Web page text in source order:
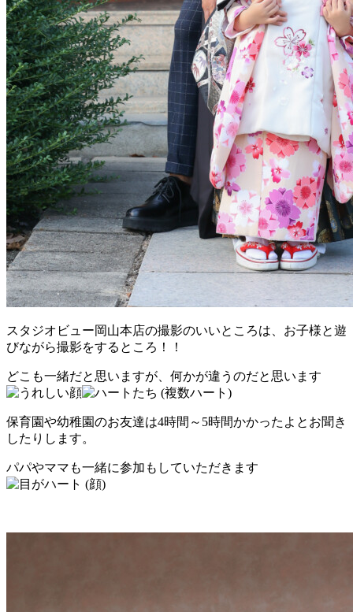
スタジオビュー岡山本店の撮影のいいところは、お子様と遊
びながら撮影をするところ！！
どこも一緒だと思いますが、何かが違うのだと思います
保育園や幼稚園のお友達は4時間～5時間かかったよとお聞き
したりします。
パパやママも一緒に参加もしていただきます